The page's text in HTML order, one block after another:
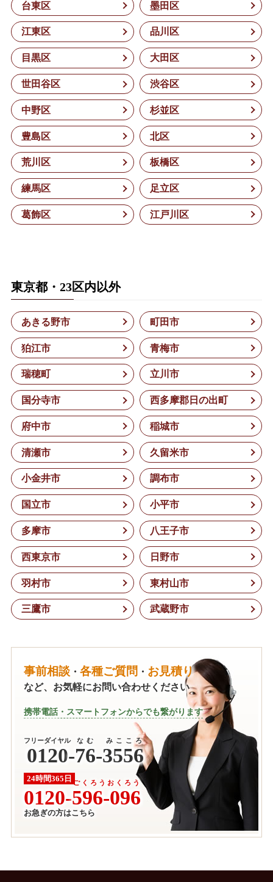
台東区 墨田区
江東区 品川区
目黒区 大田区
世田谷区 渋谷区
中野区 杉並区
豊島区 北区
荒川区 板橋区
練馬区 足立区
葛飾区 江戸川区
東京都・23区内以外
あきる野市 町田市
狛江市 青梅市
瑞穂町 立川市
国分寺市 西多摩郡日の出町
府中市 稲城市
清瀬市 久留米市
小金井市 調布市
国立市 小平市
多摩市 八王子市
西東京市 日野市
羽村市 東村山市
三鷹市 武蔵野市
事前相談 ・ 各種ご質問 ・ お見積り
など、お気軽にお問い合わせください
携帯電話・スマートフォンからでも繋がります
0120
フリーダイヤル
-76-3556
なむ みこころ
24時間365日
0120-596-096
ごくろうおくろう
お急ぎの方はこちら